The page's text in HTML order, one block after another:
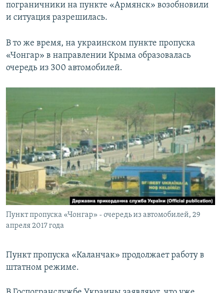
пограничники на пункте «Армянск» возобновили
и ситуация разрешилась.
В то же время, на украинском пункте пропуска
«Чонгар» в направлении Крыма образовалась
очередь из 300 автомобилей.
Пункт пропуска «Чонгар» - очередь из автомобилей, 29
апреля 2017 года
Пункт пропуска «Каланчак» продолжает работу в
штатном режиме.